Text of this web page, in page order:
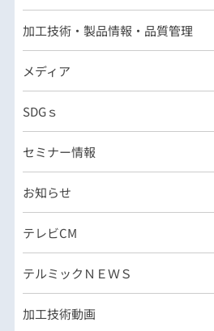
加工技術・製品情報・品質管理
メディア
SDGｓ
セミナー情報
お知らせ
テレビCM
テルミックＮＥＷＳ
加工技術動画